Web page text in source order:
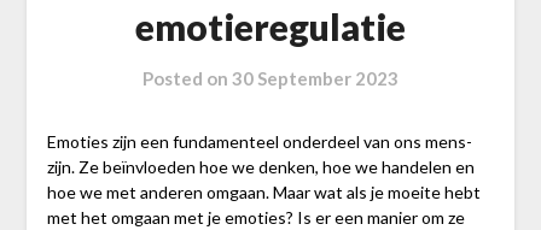
emotieregulatie
Posted on 30 September 2023
Emoties zijn een fundamenteel onderdeel van ons mens-
zijn. Ze beïnvloeden hoe we denken, hoe we handelen en
hoe we met anderen omgaan. Maar wat als je moeite hebt
met het omgaan met je emoties? Is er een manier om ze